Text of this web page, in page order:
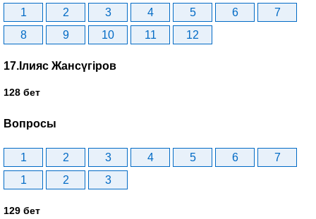
1 2 3 4 5 6
7
8
9 10 11 12
17.Ілияс Жансүгіров
128 бет
Вопросы
1 2 3 4 5 6
7
1
2 3
129 бет